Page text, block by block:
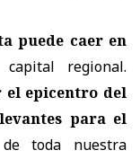
puede caer en
regional.
el epicentro del
para el
de toda nuestra